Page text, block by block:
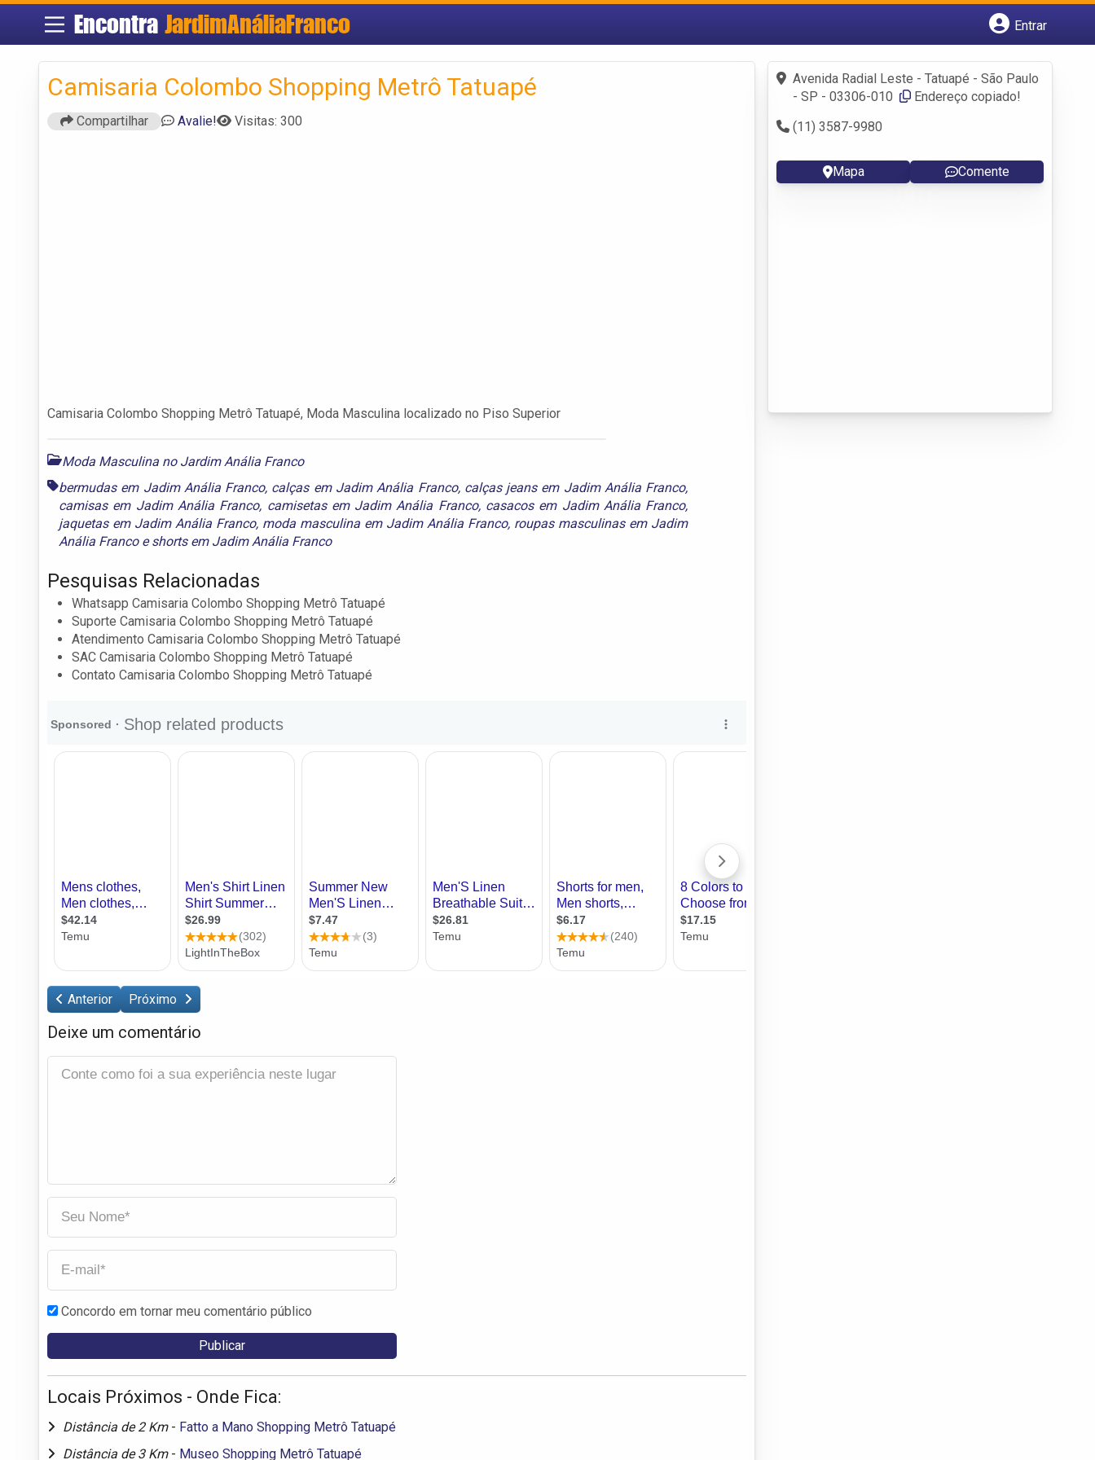
Encontra JardimAnáliaFranco
Entrar
Fazer login
Criar conta
Camisaria Colombo Shopping Metrô Tatuapé
Compartilhar Avalie! Visitas: 300
Camisaria Colombo Shopping Metrô Tatuapé, Moda Masculina localizado no Piso Superior
Moda Masculina no Jardim Anália Franco
bermudas em Jadim Anália Franco, calças em Jadim Anália Franco, calças jeans em Jadim Anália Franco,
camisas em Jadim Anália Franco, camisetas em Jadim Anália Franco, casacos em Jadim Anália Franco,
jaquetas em Jadim Anália Franco, moda masculina em Jadim Anália Franco, roupas masculinas em Jadim
Anália Francoeshorts em Jadim Anália Franco
Pesquisas Relacionadas
Whatsapp Camisaria Colombo Shopping Metrô Tatuapé
Suporte Camisaria Colombo Shopping Metrô Tatuapé
Atendimento Camisaria Colombo Shopping Metrô Tatuapé
SAC Camisaria Colombo Shopping Metrô Tatuapé
Contato Camisaria Colombo Shopping Metrô Tatuapé
Anterior Próximo
Deixe um comentário
Concordo em tornar meu comentário público
Locais Próximos - Onde Fica:
Distância de 2 Km - Fatto a Mano Shopping Metrô Tatuapé
Distância de 3 Km - Museo Shopping Metrô Tatuapé
Avenida Radial Leste - Tatuapé - São Paulo
- SP - 03306-010 ‎
Endereço copiado!
(11) 3587-9980
Mapa Comente